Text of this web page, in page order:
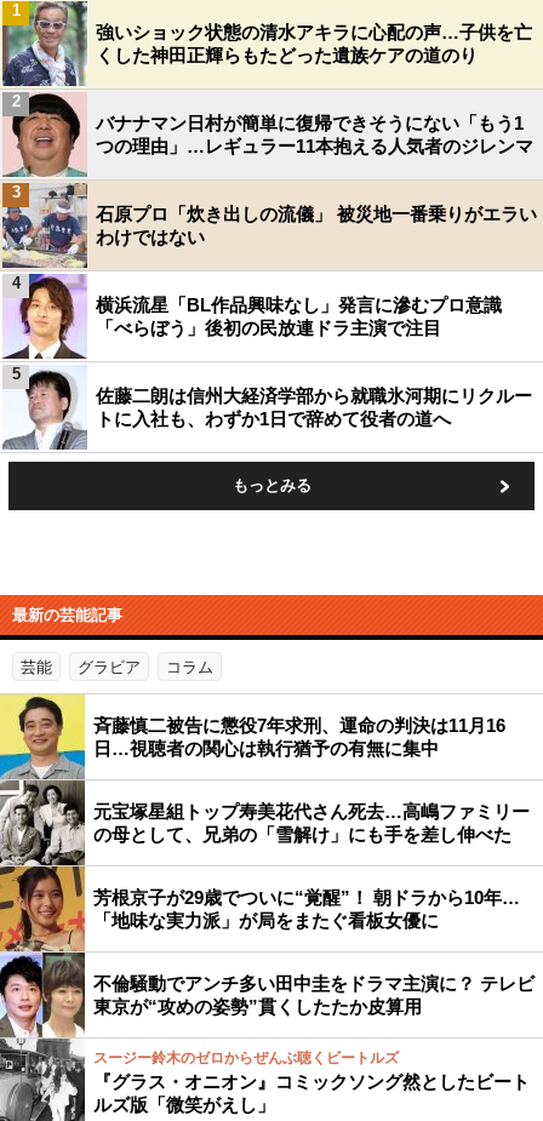
強いショック状態の清水アキラに心配の声…子供を亡
くした神田正輝らもたどった遺族ケアの道のり
1
バナナマン日村が簡単に復帰できそうにない「もう1
つの理由」…レギュラー11本抱える人気者のジレンマ
2
石原プロ「炊き出しの流儀」 被災地一番乗りがエラい
わけではない
3
横浜流星「BL作品興味なし」発言に滲むプロ意識
「べらぼう」後初の民放連ドラ主演で注目
4
佐藤二朗は信州大経済学部から就職氷河期にリクルー
トに入社も、わずか1日で辞めて役者の道へ
5
もっとみる
最新の芸能記事
芸能 グラビア コラム
斉藤慎二被告に懲役7年求刑、運命の判決は11月16
日…視聴者の関心は執行猶予の有無に集中
元宝塚星組トップ寿美花代さん死去…高嶋ファミリー
の母として、兄弟の「雪解け」にも手を差し伸べた
芳根京子が29歳でついに“覚醒”！ 朝ドラから10年…
「地味な実力派」が局をまたぐ看板女優に
不倫騒動でアンチ多い田中圭をドラマ主演に？ テレビ
東京が“攻めの姿勢”貫くしたたか皮算用
スージー鈴木のゼロからぜんぶ聴くビートルズ
『グラス・オニオン』コミックソング然としたビート
ルズ版「微笑がえし」